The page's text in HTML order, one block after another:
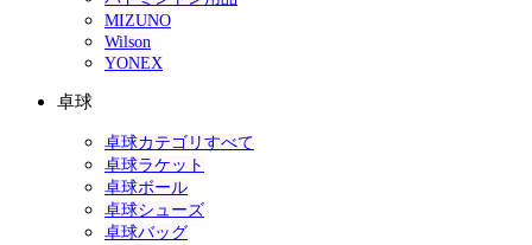
MIZUNO
Wilson
YONEX
卓球
卓球カテゴリすべて
卓球ラケット
卓球ボール
卓球シューズ
卓球バッグ